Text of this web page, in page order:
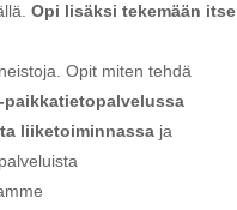
Opi lisäksi tekemään itse
Opit miten tehdä
paikkatietopalvelussa
liiketoiminnassa ja